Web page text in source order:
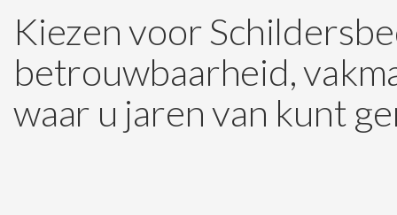
Kiezen voor
betrouwbaarheid,
waar u jaren van kunt